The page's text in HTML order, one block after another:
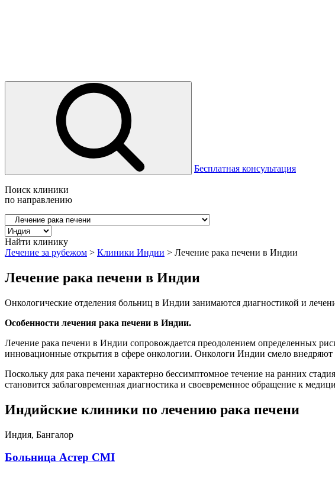
Бесплатная консультация
Поиск клиники
по направлению
Найти клинику
Лечение за рубежом > Клиники Индии > Лечение рака печени в Индии
Лечение рака печени в Индии
Онкологические отделения больниц в Индии занимаются диагностикой и
Особенности лечения рака печени в Индии.
Лечение рака печени в Индии сопровождается преодолением определенных
инновационные открытия в сфере онкологии. Онкологи Индии смело
Поскольку для рака печени характерно бессимптомное течение на ранних
становится заблаговременная диагностика и своевременное обращение к
Индийские клиники по лечению рака печени
Индия, Бангалор
Больница Астер CMI